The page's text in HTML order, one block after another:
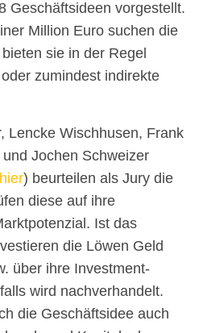
Geschäftsideen vorgestellt.
Million Euro suchen die
sie in der Regel
zumindest indirekte
Lencke Wischhusen, Frank
Jochen Schweizer
) beurteilen als Jury die
diese auf ihre
Ist das
die Löwen Geld
über ihre Investment-
wird nachverhandelt.
die Geschäftsidee auch